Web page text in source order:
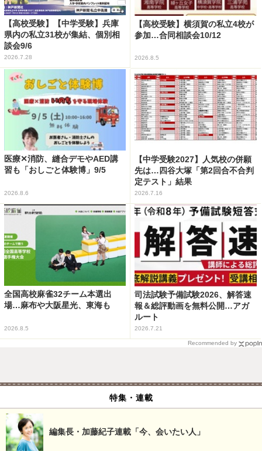
【高校受験】【中学受験】兵庫
県内の私立31校が集結、個別相
談会9/6
2026.7.28
【高校受験】横須賀の私立4校が
参加…合同相談会10/12
2026.8.5
医療✕消防、縫合デモやAED講
習も「おしごと体験博」9/5
2026.8.6
【中学受験2027】人気校の併願
先は…四谷大塚「第2回合不合判
定テスト」結果
2026.7.16
全国高校麻雀32チーム本選出
場…麻布や大阪星光、東海も
2026.8.5
司法試験予備試験2026、解答速
報＆総評動画を無料公開…アガ
ルート
2026.7.21
Recommended by
特集・連載
編集長・加藤紀子連載「今、会いたい人」